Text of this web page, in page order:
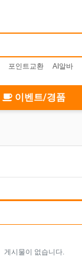
포인트교환 AI알바
이벤트/경품
게시물이 없습니다.